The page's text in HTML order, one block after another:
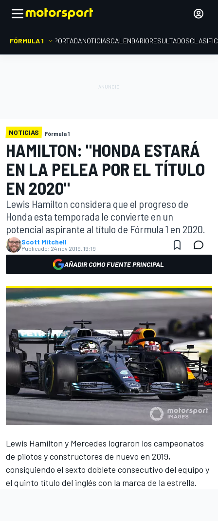
FÓRMULA 1 PORTADANOTICIASCALENDARIORESULTADOS
NOTICIAS Fórmula 1
HAMILTON: "HONDA ESTARÁ
EN LA PELEA POR EL TÍTULO
EN 2020"
Lewis Hamilton considera que el progreso de
Honda esta temporada le convierte en un
potencial aspirante al título de Fórmula 1 en 2020.
Scott Mitchell
Publicado: 24 nov 2019, 19:19
AÑADIR COMO FUENTE PRINCIPAL
Lewis Hamilton y Mercedes lograron los campeonatos
de pilotos y constructores de nuevo en 2019,
consiguiendo el sexto doblete consecutivo del equipo y
el quinto título del inglés con la marca de la estrella.